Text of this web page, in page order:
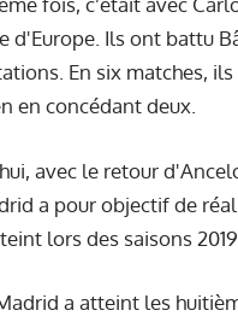
d'Europe. Ils ont battu
En six matches,
en concédant deux.
avec le retour
a pour objectif de
lors des saisons
a atteint les